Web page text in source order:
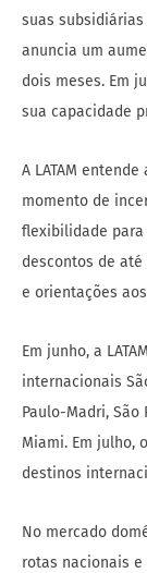
suas subsidiárias
anuncia um
dois meses. Em
sua capacidade
A LATAM
momento de
flexibilidade para
descontos de
e orientações
Em junho, a
internacionais
Paulo-Madri, São
Miami. Em julho,
destinos
No mercado
rotas nacionais e